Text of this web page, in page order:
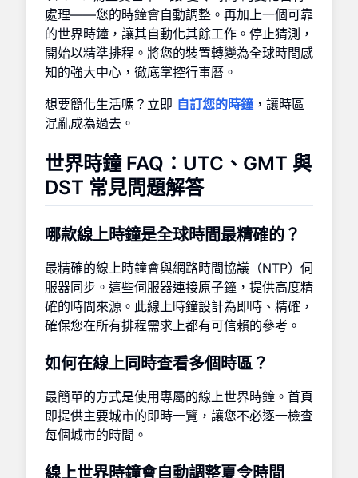
處理——您的時鐘會自動調整。再加上一個可靠
的世界時鐘，讓其自動化其餘工作。停止猜測，
開始以精準排程。將您的裝置轉變為全球時間感
知的強大中心，徹底掌控行事曆。
想要簡化生活嗎？立即 自訂您的時鐘，讓時區
混亂成為過去。
世界時鐘 FAQ：UTC、GMT 與
DST 常見問題解答
哪款線上時鐘是全球時間最精確的？
最精確的線上時鐘會與網路時間協議（NTP）伺
服器同步。這些伺服器連接原子鐘，提供高度精
確的時間來源。此線上時鐘設計為即時、精確，
確保您在所有排程需求上都有可信賴的參考。
如何在線上同時查看多個時區？
最簡單的方式是使用專屬的線上世界時鐘。首頁
即提供主要城市的即時一覽，讓您不必逐一檢查
每個城市的時間。
線上世界時鐘會自動調整夏令時間